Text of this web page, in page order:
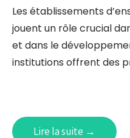
Les établissements
jouent un rôle crucial
et dans le
institutions offrent des
Lire la suite →